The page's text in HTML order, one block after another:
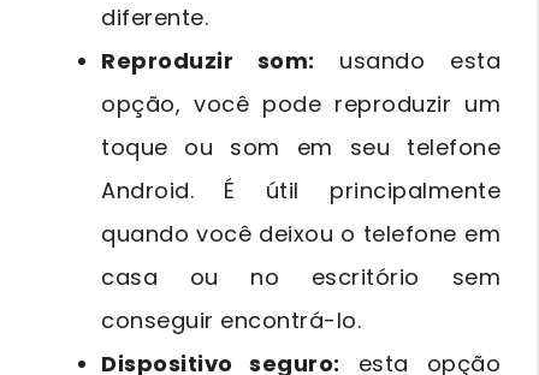
diferente.
Reproduzir som: usando esta
opção, você pode reproduzir um
toque ou som em seu telefone
Android. É útil principalmente
quando você deixou o telefone em
casa ou no escritório sem
conseguir encontrá-lo.
Dispositivo seguro: esta opção